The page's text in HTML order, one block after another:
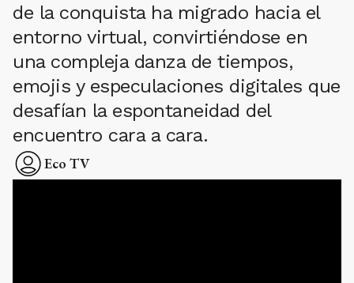
de la conquista ha migrado hacia el
entorno virtual, convirtiéndose en
una compleja danza de tiempos,
emojis y especulaciones digitales que
desafían la espontaneidad del
encuentro cara a cara.
Eco TV